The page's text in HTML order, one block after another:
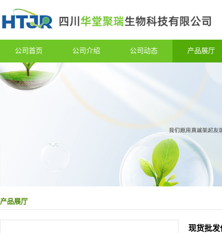
公司首页 公司介绍 公司动态 产品展厅
产品展厅
现货批发